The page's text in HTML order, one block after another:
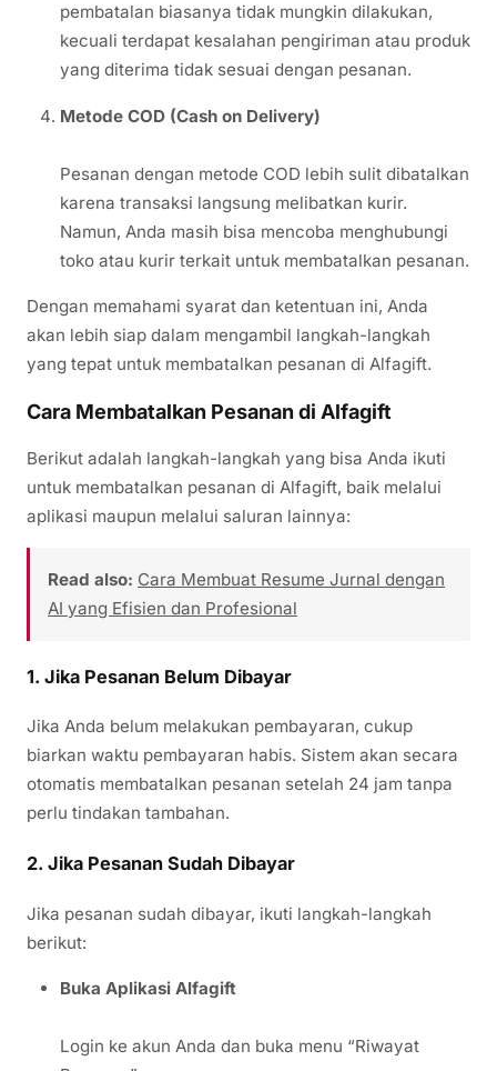
pembatalan biasanya tidak mungkin dilakukan,
kecuali terdapat kesalahan pengiriman atau produk
yang diterima tidak sesuai dengan pesanan.
Metode COD (Cash on Delivery)
Pesanan dengan metode COD lebih sulit dibatalkan
karena transaksi langsung melibatkan kurir.
Namun, Anda masih bisa mencoba menghubungi
toko atau kurir terkait untuk membatalkan pesanan.
Dengan memahami syarat dan ketentuan ini, Anda
akan lebih siap dalam mengambil langkah-langkah
yang tepat untuk membatalkan pesanan di Alfagift.
Cara Membatalkan Pesanan di Alfagift
Berikut adalah langkah-langkah yang bisa Anda ikuti
untuk membatalkan pesanan di Alfagift, baik melalui
aplikasi maupun melalui saluran lainnya:
Read also: Cara Membuat Resume Jurnal dengan
AI yang Efisien dan Profesional
1. Jika Pesanan Belum Dibayar
Jika Anda belum melakukan pembayaran, cukup
biarkan waktu pembayaran habis. Sistem akan secara
otomatis membatalkan pesanan setelah 24 jam tanpa
perlu tindakan tambahan.
2. Jika Pesanan Sudah Dibayar
Jika pesanan sudah dibayar, ikuti langkah-langkah
berikut:
Buka Aplikasi Alfagift
Login ke akun Anda dan buka menu “Riwayat